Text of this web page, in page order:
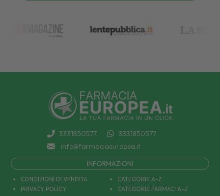
3331850577
3331850577
info@farmaciaeuropea.it
INFORMAZIONI
CONDIZIONI DI VENDITA
PRIVACY POLICY
CATEGORIE A-Z
CATEGORIE FARMACI A-Z